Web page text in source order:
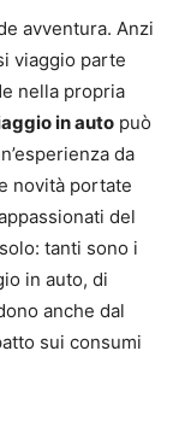
avventura. Anzi
viaggio parte
nella propria
in auto può
da
novità portate
del
tanti sono i
in auto, di
anche dal
sui consumi